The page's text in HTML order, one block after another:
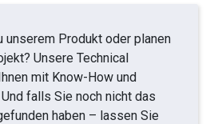
unserem Produkt oder planen
Unsere Technical
mit Know-How und
falls Sie noch nicht das
haben – lassen Sie